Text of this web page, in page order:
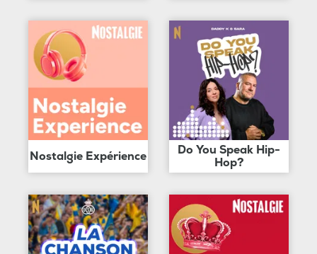
Nostalgie Expérience
Do You Speak Hip-
Hop?